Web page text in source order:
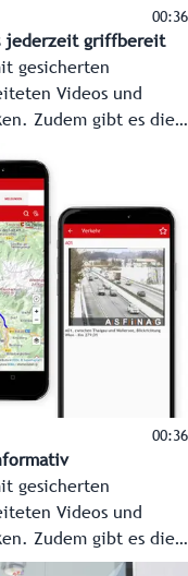
00:36
jederzeit griffbereit
gesicherten
Videos und
Zudem gibt es die
News aus den
GeoSphere Austria ab
nach Gemeinde.
00:36
gesicherten
Videos und
Zudem gibt es die
News aus den